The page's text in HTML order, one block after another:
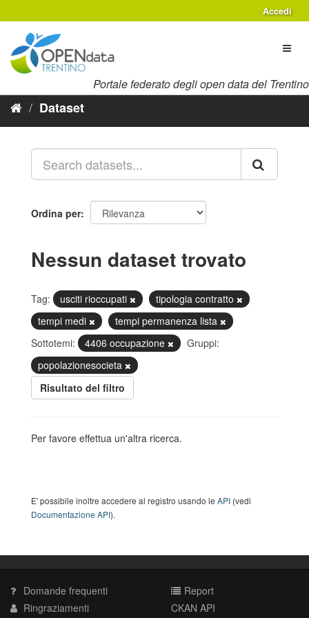
al
contenuto
Accedi
Portale federato degli open data del Trentino
Dataset
Ordina per
Nessun dataset trovato
Tag: usciti rioccupati
tipologia contratto
tempi medi
tempi permanenza lista
Sottotemi:
4406 occupazione
Gruppi:
popolazionesocieta
Risultato del filtro
Per favore effettua un'altra ricerca.
E' possibile inoltre accedere al registro usando le API (vedi
Documentazione API).
Domande frequenti
Ringraziamenti
Report
CKAN API